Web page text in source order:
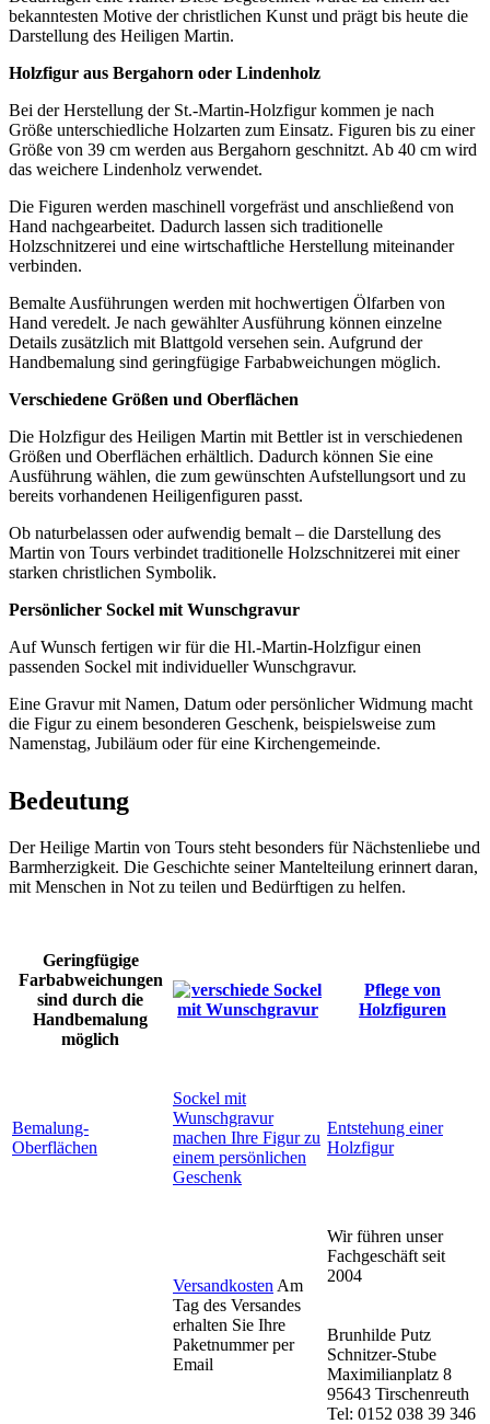
bekanntesten Motive der christlichen Kunst und prägt bis heute die
Darstellung des Heiligen Martin.
Holzfigur aus Bergahorn oder Lindenholz
Bei der Herstellung der St.-Martin-Holzfigur kommen je nach
Größe unterschiedliche Holzarten zum Einsatz. Figuren bis zu einer
Größe von 39 cm werden aus Bergahorn geschnitzt. Ab 40 cm wird
das weichere Lindenholz verwendet.
Die Figuren werden maschinell vorgefräst und anschließend von
Hand nachgearbeitet. Dadurch lassen sich traditionelle
Holzschnitzerei und eine wirtschaftliche Herstellung miteinander
verbinden.
Bemalte Ausführungen werden mit hochwertigen Ölfarben von
Hand veredelt. Je nach gewählter Ausführung können einzelne
Details zusätzlich mit Blattgold versehen sein. Aufgrund der
Handbemalung sind geringfügige Farbabweichungen möglich.
Verschiedene Größen und Oberflächen
Die Holzfigur des Heiligen Martin mit Bettler ist in verschiedenen
Größen und Oberflächen erhältlich. Dadurch können Sie eine
Ausführung wählen, die zum gewünschten Aufstellungsort und zu
bereits vorhandenen Heiligenfiguren passt.
Ob naturbelassen oder aufwendig bemalt – die Darstellung des
Martin von Tours verbindet traditionelle Holzschnitzerei mit einer
starken christlichen Symbolik.
Persönlicher Sockel mit Wunschgravur
Auf Wunsch fertigen wir für die Hl.-Martin-Holzfigur einen
passenden Sockel mit individueller Wunschgravur.
Eine Gravur mit Namen, Datum oder persönlicher Widmung macht
die Figur zu einem besonderen Geschenk, beispielsweise zum
Namenstag, Jubiläum oder für eine Kirchengemeinde.
Bedeutung
Der Heilige Martin von Tours steht besonders für Nächstenliebe und
Barmherzigkeit. Die Geschichte seiner Mantelteilung erinnert daran,
mit Menschen in Not zu teilen und Bedürftigen zu helfen.
Geringfügige
Farbabweichungen
sind durch die
Handbemalung
möglich
Pflege von
Holzfiguren
Bemalung-
Oberflächen
Sockel mit
Wunschgravur
machen Ihre Figur zu
einem persönlichen
Geschenk
Entstehung einer
Holzfigur
Versandkosten Am
Tag des Versandes
erhalten Sie Ihre
Paketnummer per
Email
Wir führen unser
Fachgeschäft seit
2004
Brunhilde Putz
Schnitzer-Stube
Maximilianplatz 8
95643 Tirschenreuth
Tel: 0152 038 39 346